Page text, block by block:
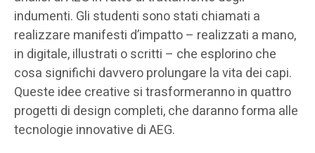
indumenti. Gli studenti sono stati chiamati a
realizzare manifesti d’impatto – realizzati a mano,
in digitale, illustrati o scritti – che esplorino che
cosa significhi davvero prolungare la vita dei capi.
Queste idee creative si trasformeranno in quattro
progetti di design completi, che daranno forma alle
tecnologie innovative di AEG.